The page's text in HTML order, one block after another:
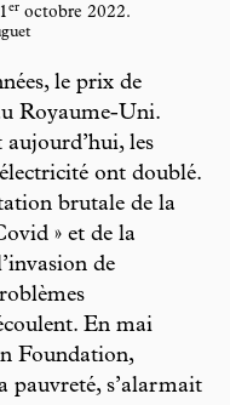
er octobre 2022.
le prix de
Royaume-Uni.
les
ont doublé.
brutale de la
» et de la
de
En mai
Foundation,
pauvreté, s’alarmait